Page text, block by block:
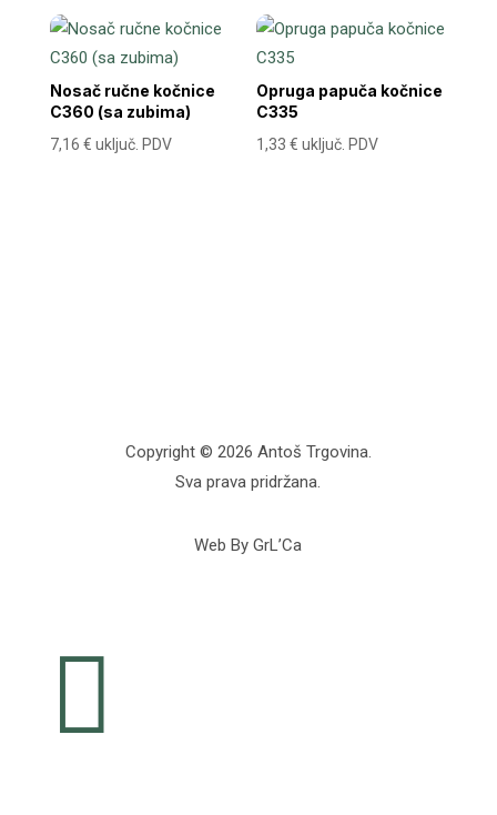
Nosač ručne kočnice
C360 (sa zubima)
7,16 € uključ. PDV
Opruga papuča kočnice
C335
1,33€ uključ. PDV
Copyright © 2026 Antoš Trgovina.
Sva prava pridržana.
Web By GrL’Ca
